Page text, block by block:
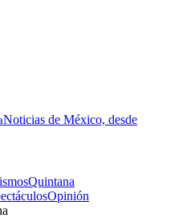
Noticias de México, desde
Quintana
Opinión